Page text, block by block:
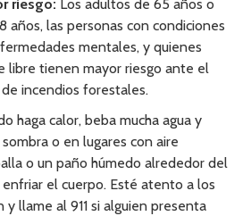
riesgo: Los adultos de 65 años o
años, las personas con condiciones
mentales, y quienes
libre tienen mayor riesgo ante el
incendios forestales.
haga calor, beba mucha agua y
o en lugares con aire
o un paño húmedo alrededor del
el cuerpo. Esté atento a los
llame al 911 si alguien presenta